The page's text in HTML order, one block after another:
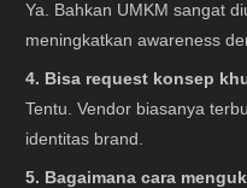
Ya. Bahkan UMKM sangat
meningkatkan awareness
4. Bisa request konsep
Tentu. Vendor biasanya
identitas brand.
5. Bagaimana cara